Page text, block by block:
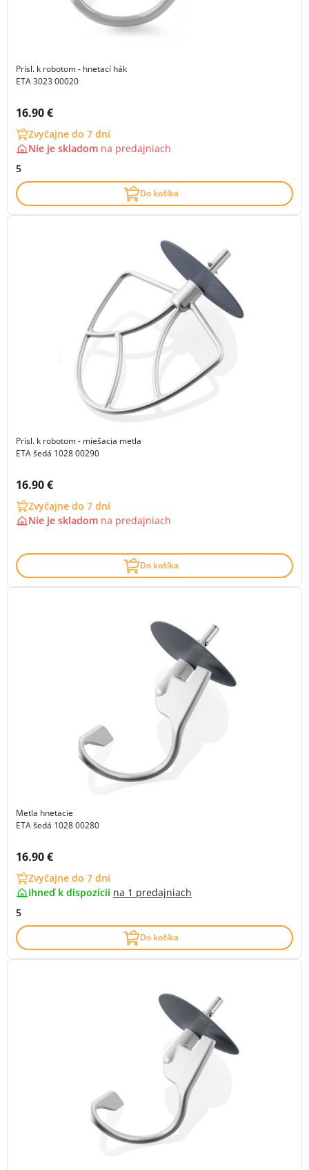
Prísl. k robotom - hnetací hák
ETA 3023 00020
Cena s DPH:
16.90 €
Zvyčajne do 7 dní
Nie je skladom na predajniach
5
Do košíka
Prísl. k robotom - miešacia metla
ETA šedá 1028 00290
Cena s DPH:
16.90 €
Zvyčajne do 7 dní
Nie je skladom na predajniach
Do košíka
Metla hnetacie
ETA šedá 1028 00280
Cena s DPH:
16.90 €
Zvyčajne do 7 dní
ihneď k dispozícii na 1 predajniach
5
Do košíka